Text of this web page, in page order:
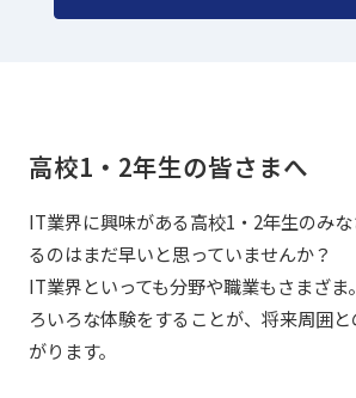
高校1・2年生の皆さまへ
IT業界に興味がある高校1・2年生のみ
るのはまだ早いと思っていませんか？
IT業界といっても分野や職業もさまざま
ろいろな体験をすることが、将来周囲
がります。